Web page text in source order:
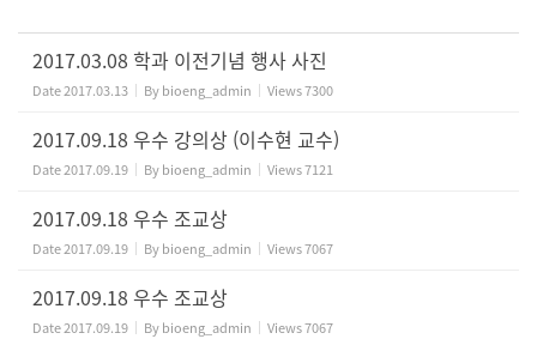
2017.03.08 학과 이전기념 행사 사진
Date2017.03.13 Bybioeng_admin Views7300
2017.09.18 우수 강의상 (이수현 교수)
Date2017.09.19 Bybioeng_admin Views7121
2017.09.18 우수 조교상
Date2017.09.19 Bybioeng_admin Views7067
2017.09.18 우수 조교상
Date2017.09.19 Bybioeng_admin Views7067